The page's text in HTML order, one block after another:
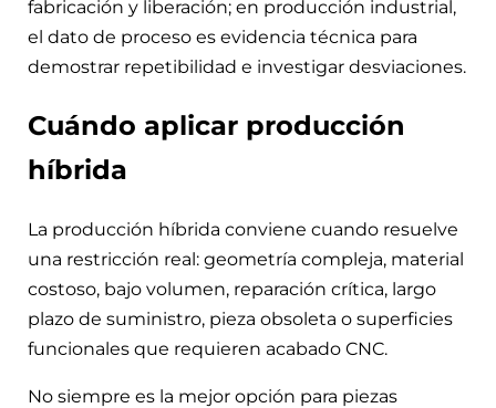
fabricación y liberación; en producción industrial,
el dato de proceso es evidencia técnica para
demostrar repetibilidad e investigar desviaciones.
Cuándo aplicar producción
híbrida
La producción híbrida conviene cuando resuelve
una restricción real: geometría compleja, material
costoso, bajo volumen, reparación crítica, largo
plazo de suministro, pieza obsoleta o superficies
funcionales que requieren acabado CNC.
No siempre es la mejor opción para piezas